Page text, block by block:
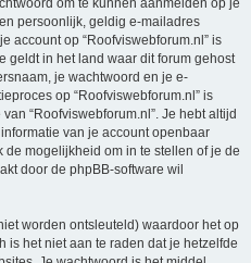
om te kunnen aanmelden op je
persoonlijk, geldig e-mailadres
account op “Roofviswebforum.nl” is
geldt in het land waar dit forum gehost
je wachtwoord en je e-
op “Roofviswebforum.nl” is
“Roofviswebforum.nl”. Je hebt altijd
van je account openbaar
mogelijkheid om in te stellen of je de
door de phpBB-software wil
worden ontsleuteld) waardoor het op
is het niet aan te raden dat je hetzelfde